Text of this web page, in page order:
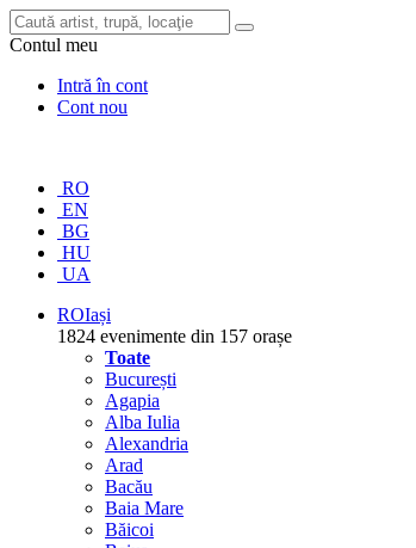
Contul meu
Intră în cont
Cont nou
RO
EN
BG
HU
UA
ROIași
1824 evenimente din 157 orașe
Toate
București
Agapia
Alba Iulia
Alexandria
Arad
Bacău
Baia Mare
Băicoi